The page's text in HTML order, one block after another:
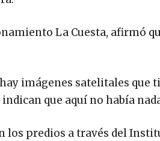
La Cuesta, afirmó
imágenes satelitales que
que aquí no había
los predios a través del